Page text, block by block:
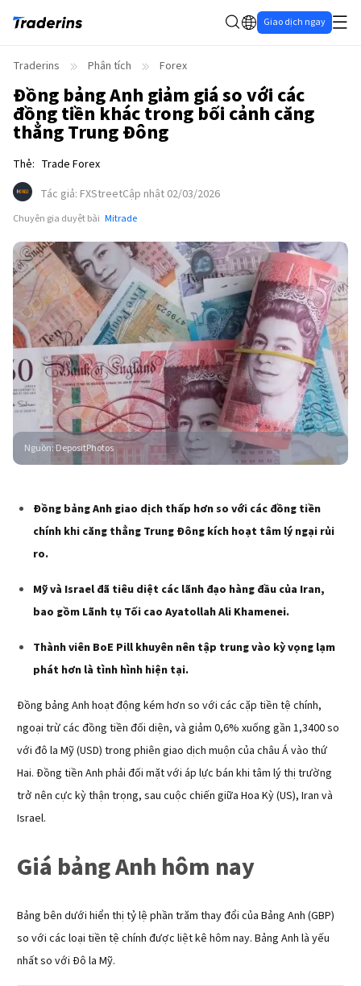
Giao dịch ngay
Traderins Phân tích Forex
Đồng bảng Anh giảm giá so với các
đồng tiền khác trong bối cảnh căng
thẳng Trung Đông
Thẻ: Trade Forex
Tác giả: FXStreetCập nhật 02/03/2026
Chuyên gia duyệt bài Mitrade
Nguồn:DepositPhotos
Đồng bảng Anh giao dịch thấp hơn so với các đồng tiền
chính khi căng thẳng Trung Đông kích hoạt tâm lý ngại rủi
ro.
Mỹ và Israel đã tiêu diệt các lãnh đạo hàng đầu của Iran,
bao gồm Lãnh tụ Tối cao Ayatollah Ali Khamenei.
Thành viên BoE Pill khuyên nên tập trung vào kỳ vọng lạm
phát hơn là tình hình hiện tại.
Đồng bảng Anh hoạt động kém hơn so với các cặp tiền tệ chính,
ngoại trừ các đồng tiền đối diện, và giảm 0,6% xuống gần 1,3400 so
với đô la Mỹ (USD) trong phiên giao dịch muộn của châu Á vào thứ
Hai. Đồng tiền Anh phải đối mặt với áp lực bán khi tâm lý thị trường
trở nên cực kỳ thận trọng, sau cuộc chiến giữa Hoa Kỳ (US), Iran và
Israel.
Giá bảng Anh hôm nay
Bảng bên dưới hiển thị tỷ lệ phần trăm thay đổi của Bảng Anh (GBP)
so với các loại tiền tệ chính được liệt kê hôm nay. Bảng Anh là yếu
nhất so với Đô la Mỹ.